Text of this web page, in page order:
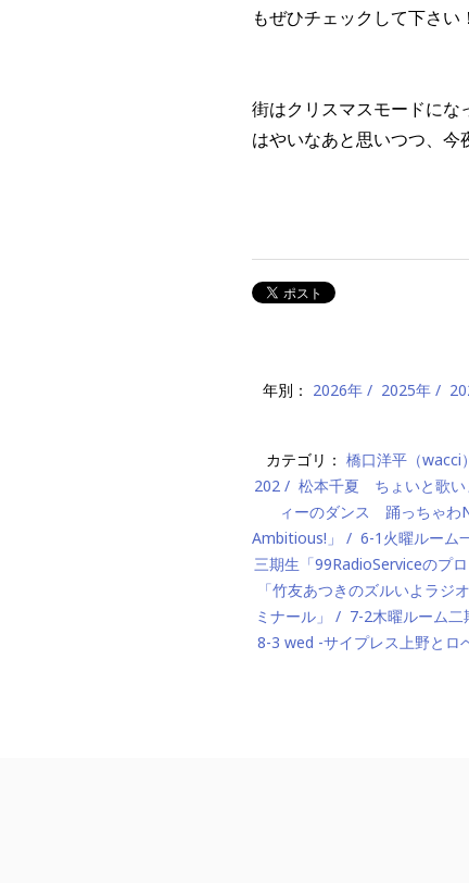
もぜひチェックして下さい！
街はクリスマスモードにな
はやいなあと思いつつ、今
年別： 2026年 2025年
カテゴリ： 橋口洋平（wacci
202
松本千夏 ちょいと歌い
ィーのダンス 踊っちゃわ
Ambitious!」
6-1火曜ルーム
三期生「99RadioServiceのプロ
「竹友あつきのズルいよラジオ
ミナール」
7-2木曜ルーム二
8-3 wed -サイプレス上野とロ